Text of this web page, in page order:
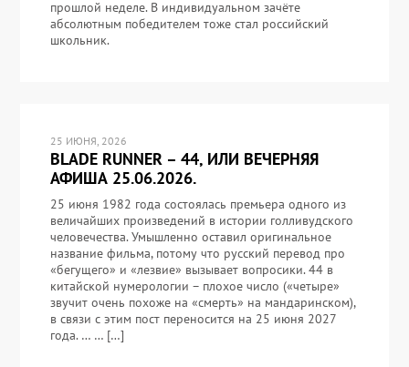
прошлой неделе. В индивидуальном зачёте
абсолютным победителем тоже стал российский
школьник.
25 ИЮНЯ, 2026
BLADE RUNNER – 44, ИЛИ ВЕЧЕРНЯЯ
АФИША 25.06.2026.
25 июня 1982 года состоялась премьера одного из
величайших произведений в истории голливудского
человечества. Умышленно оставил оригинальное
название фильма, потому что русский перевод про
«бегущего» и «лезвие» вызывает вопросики. 44 в
китайской нумерологии – плохое число («четыре»
звучит очень похоже на «смерть» на мандаринском),
в связи с этим пост переносится на 25 июня 2027
года. … … […]